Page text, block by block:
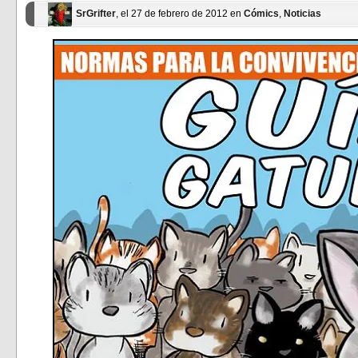
SrGrifter, el 27 de febrero de 2012 en Cómics, Noticias